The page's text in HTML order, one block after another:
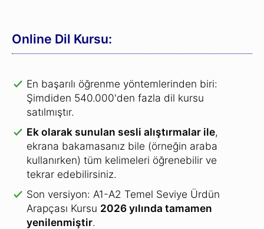
Online Dil Kursu:
En başarılı öğrenme yöntemlerinden biri:
Şimdiden 540.000'den fazla dil kursu
satılmıştır.
Ek olarak sunulan sesli alıştırmalar ile,
ekrana bakamasanız bile (örneğin araba
kullanırken) tüm kelimeleri öğrenebilir ve
tekrar edebilirsiniz.
Son versiyon: A1-A2 Temel Seviye Ürdün
Arapçası Kursu 2026 yılında tamamen
yenilenmiştir.